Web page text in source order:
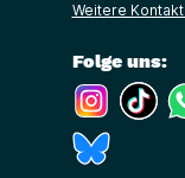
Weitere
Folge uns:
(Link